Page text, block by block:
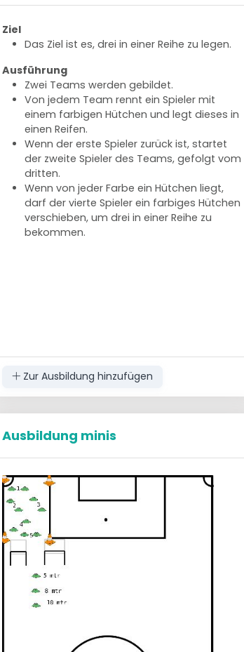
Ziel
Das Ziel ist es, drei in einer Reihe zu legen.
Ausführung
Zwei Teams werden gebildet.
Von jedem Team rennt ein Spieler mit
einem farbigen Hütchen und legt dieses in
einen Reifen.
Wenn der erste Spieler zurück ist, startet
der zweite Spieler des Teams, gefolgt vom
dritten.
Wenn von jeder Farbe ein Hütchen liegt,
darf der vierte Spieler ein farbiges Hütchen
verschieben, um drei in einer Reihe zu
bekommen.
Zur Ausbildung hinzufügen
Ausbildung minis